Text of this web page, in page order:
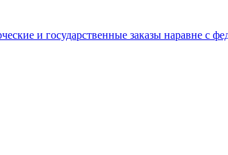
и государственные заказы наравне с